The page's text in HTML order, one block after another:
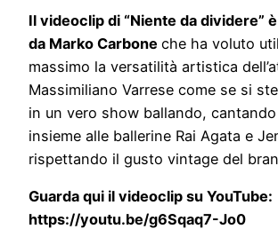
Il videoclip di “Niente da dividere”
da Marko Carbone che ha voluto
massimo la versatilità artistica
Massimiliano Varrese come se si
in un vero show ballando,
insieme alle ballerine Rai Agata e
rispettando il gusto vintage del
Guarda qui il videoclip su YouTube:
https://youtu.be/g6Sqaq7-Jo0